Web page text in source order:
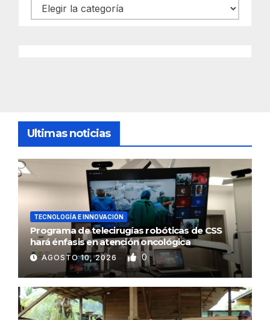
Categorías
Ultimas noticias
TECNOLOGÍA E INNOVACIÓN
Programa de telecirugías robóticas de CSS
hará énfasis en atención oncológica
AGOSTO 10, 2026 0